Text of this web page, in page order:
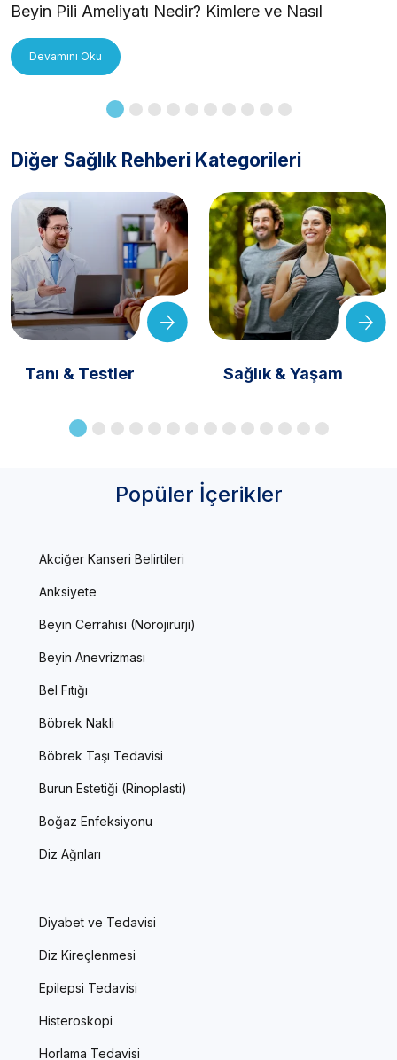
Beyin Pili Ameliyatı Nedir? Kimlere ve Nasıl
Devamını Oku
Diğer Sağlık Rehberi Kategorileri
Tanı & Testler Sağlık & Yaşam
Popüler İçerikler
Akciğer Kanseri Belirtileri
Anksiyete
Beyin Cerrahisi (Nörojirürji)
Beyin Anevrizması
Bel Fıtığı
Böbrek Nakli
Böbrek Taşı Tedavisi
Burun Estetiği (Rinoplasti)
Boğaz Enfeksiyonu
Diz Ağrıları
Diyabet ve Tedavisi
Diz Kireçlenmesi
Epilepsi Tedavisi
Histeroskopi
Horlama Tedavisi